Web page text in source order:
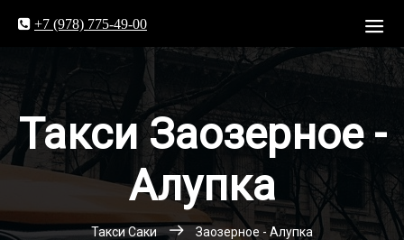
+7 (978) 775-49-00
Такси Заозерное -
Алупка
Такси Саки Заозерное - Алупка